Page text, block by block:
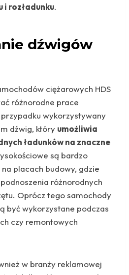
i rozładunku.
dźwigów
ciężarowych HDS
różnorodne prace
wykorzystywany
dźwig, który umożliwia
ładunków na znaczne
są bardzo
placach budowy, gdzie
różnorodnych
Oprócz tego samochody
być wykorzystane podczas
czy remontowych
w branży reklamowej